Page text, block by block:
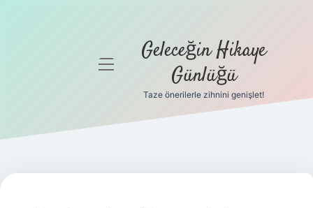
Gizlilik
menüyü Geleceğin Hikaye
Günlüğü
Taze önerilerle zihnini genişlet!